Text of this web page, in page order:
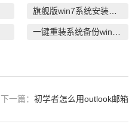
下一篇：初学者怎么用outlook邮箱